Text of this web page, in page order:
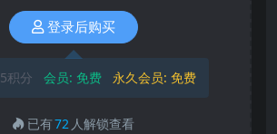
登录后购买
5积分 会员: 免费 永久会员: 免费
已有72 人解锁查看